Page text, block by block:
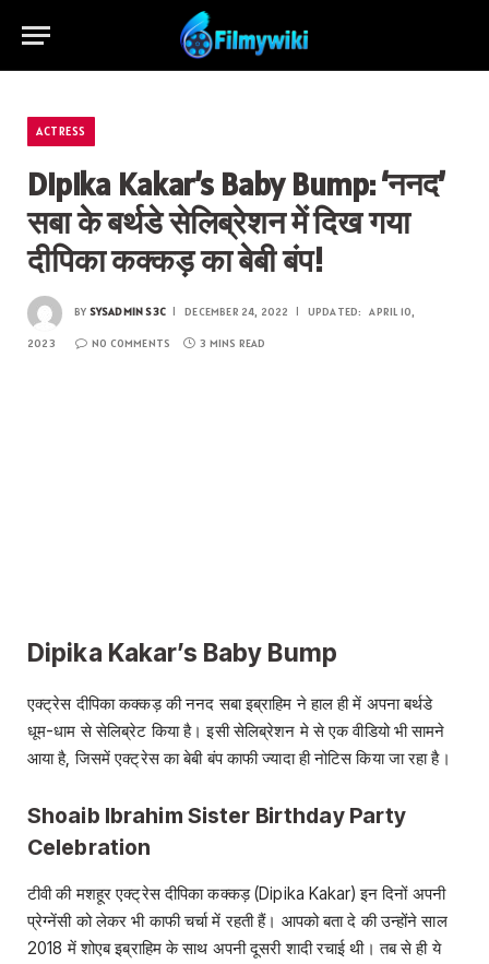
ACTRESS
Dipika Kakar’s Baby Bump: ‘ननद’
सबा के बर्थडे सेलिब्रेशन में दिख गया
दीपिका कक्कड़ का बेबी बंप!
BY SYSADMIN S3C DECEMBER 24, 2022 UPDATED: APRIL 10,
2023 NO COMMENTS 3 MINS READ
Dipika Kakar’s Baby Bump
एक्ट्रेस दीपिका कक्कड़ की ननद सबा इब्राहिम ने हाल ही में अपना बर्थडे
धूम-धाम से सेलिब्रेट किया है। इसी सेलिब्रेशन मे से एक वीडियो भी सामने
आया है, जिसमें एक्ट्रेस का बेबी बंप काफी ज्यादा ही नोटिस किया जा रहा है।
Shoaib Ibrahim Sister Birthday Party
Celebration
टीवी की मशहूर एक्ट्रेस दीपिका कक्कड़ (Dipika Kakar) इन दिनों अपनी
प्रेग्नेंसी को लेकर भी काफी चर्चा में रहती हैं। आपको बता दे की उन्होंने साल
2018 में शोएब इब्राहिम के साथ अपनी दूसरी शादी रचाई थी। तब से ही ये